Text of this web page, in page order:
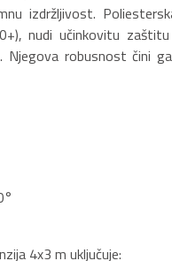
izdržljivost.
nudi učinkovitu
Njegova robusnost čini
4x3 m uključuje: